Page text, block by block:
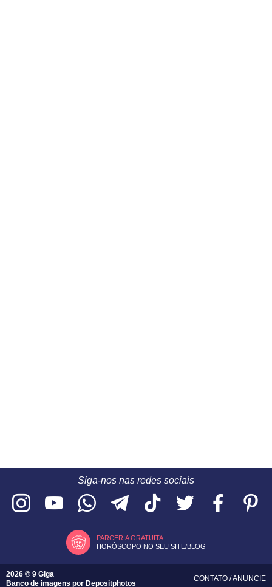
Siga-nos nas redes sociais
PARCERIA GRATUITA
HORÓSCOPO NO SEU SITE/BLOG
2026 © 9 Giga
Banco de imagens por Depositphotos
CONTATO /ANUNCIE